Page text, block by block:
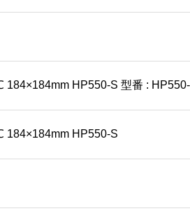
184×184mm HP550-S 型番 :
184×184mm HP550-S